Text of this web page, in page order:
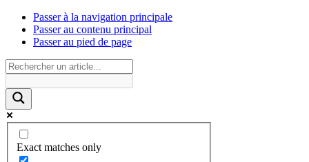
Passer à la navigation principale
Passer au contenu principal
Passer au pied de page
Exact matches only